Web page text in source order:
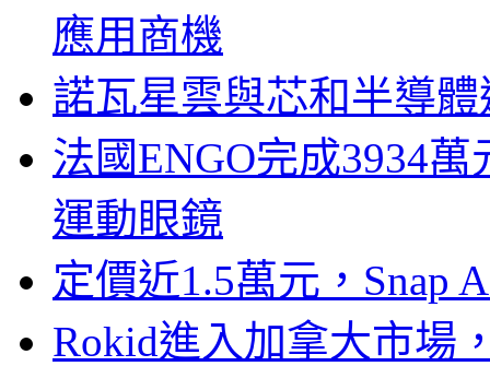
應用商機
諾瓦星雲與芯和半導
法國ENGO完成3934
運動眼鏡
定價近1.5萬元，Snap
Rokid進入加拿大市場